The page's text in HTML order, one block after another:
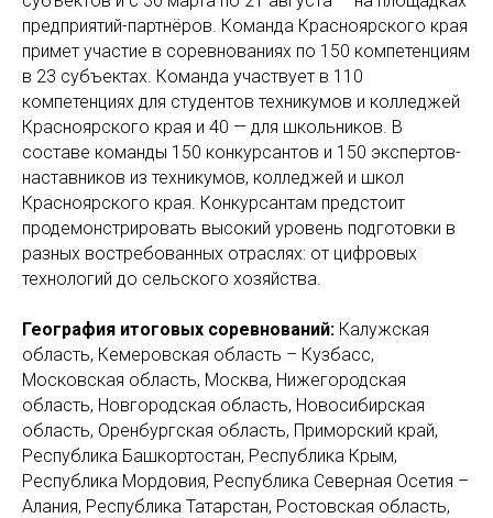
предприятий-партнёров. Команда Красноярского края
примет участие в соревнованиях по 150 компетенциям
в 23 субъектах. Команда участвует в 110
компетенциях для студентов техникумов и колледжей
Красноярского края и 40 — для школьников. В
составе команды 150 конкурсантов и 150 экспертов-
наставников из техникумов, колледжей и школ
Красноярского края. Конкурсантам предстоит
продемонстрировать высокий уровень подготовки в
разных востребованных отраслях: от цифровых
технологий до сельского хозяйства.
География итоговых соревнований: Калужская
область, Кемеровская область – Кузбасс,
Московская область, Москва, Нижегородская
область, Новгородская область, Новосибирская
область, Оренбургская область, Приморский край,
Республика Башкортостан, Республика Крым,
Республика Мордовия, Республика Северная Осетия –
Алания, Республика Татарстан, Ростовская область,